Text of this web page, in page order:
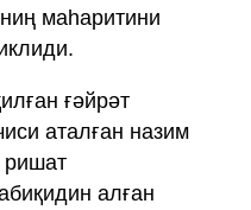
маһаритини
ғәйрәт
аталған назим
ришат
алған